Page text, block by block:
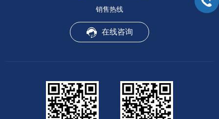
销售热线
在线咨询